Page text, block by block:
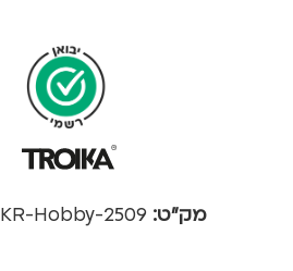
מק"ט: 2509-KR-Hobby